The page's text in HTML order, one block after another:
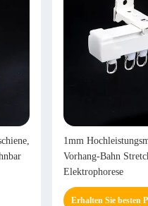
1mm
Vorhang-Bahn
Elektrophorese
Erhalten Sie besten